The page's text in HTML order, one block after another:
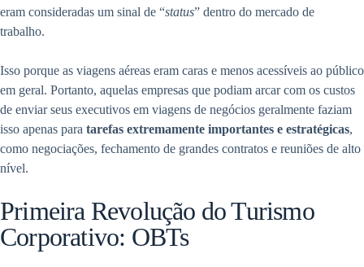
eram consideradas um sinal de “status” dentro do mercado de
trabalho.
Isso porque as viagens aéreas eram caras e menos acessíveis ao público
em geral. Portanto, aquelas empresas que podiam arcar com os custos
de enviar seus executivos em viagens de negócios geralmente faziam
isso apenas para tarefas extremamente importantes e estratégicas,
como negociações, fechamento de grandes contratos e reuniões de alto
nível.
Primeira Revolução do Turismo
Corporativo: OBTs